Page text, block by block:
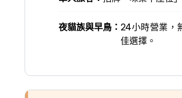
夜貓族與早鳥： 24小時營業，
佳選擇。